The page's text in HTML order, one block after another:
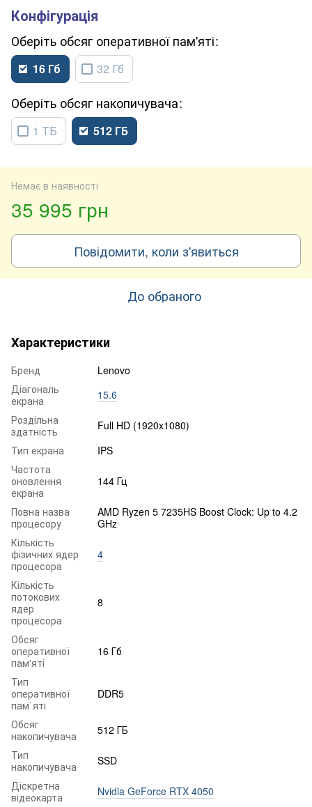
обсяг оперативної пам'яті
16 Гб 32 Гб
обсяг накопичувача
1 ТБ 512 ГБ
Немає в наявності
35 995 грн
Повідомити, коли з'явиться
До обраного
Характеристики
Бренд
Lenovo
Діагональ
екрана
15.6
Роздільна
здатність
Full HD (1920x1080)
Тип екрана
IPS
Частота
оновлення
екрана
144 Гц
Повна назва
процесору
AMD Ryzen 5 7235HS Boost Clock: Up to 4.2
GHz
Кількість
фізичних ядер
процесора
4
Кількість
потокових
ядер
процесора
8
Обсяг
оперативної
пам'яті
16 Гб
Тип
оперативної
пам`яті
DDR5
Обсяг
накопичувача
512 ГБ
Тип
накопичувача
SSD
Діскретна
відеокарта
Nvidia GeForce RTX 4050